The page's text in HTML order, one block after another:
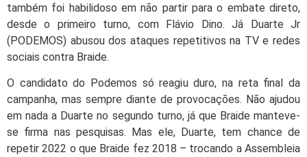
também foi habilidoso em não partir para o embate direto,
desde o primeiro turno, com Flávio Dino. Já Duarte Jr
(PODEMOS) abusou dos ataques repetitivos na TV e redes
sociais contra Braide.
O candidato do Podemos só reagiu duro, na reta final da
campanha, mas sempre diante de provocações. Não ajudou
em nada a Duarte no segundo turno, já que Braide manteve-
se firma nas pesquisas. Mas ele, Duarte, tem chance de
repetir 2022 o que Braide fez 2018 – trocando a Assembleia